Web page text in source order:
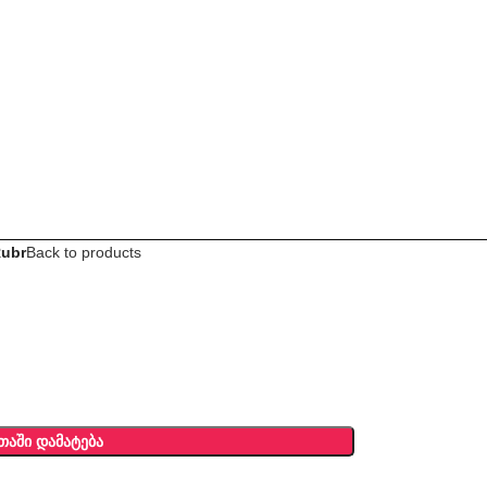
Back to products
ᲓᲐᲛᲐᲢᲔᲑᲐ